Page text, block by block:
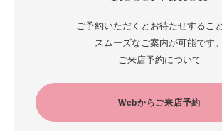
ご予約いただくとお待たせするこ
スムーズなご案内が可能です。
ご来店予約について
Webからご来店予約